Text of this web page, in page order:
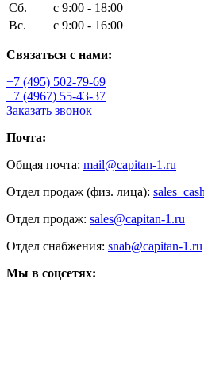
Сб.
с 9:00 - 18:00
Вс.
с 9:00 - 16:00
Связаться с нами:
+7 (495) 502-79-69
+7 (4967) 55-43-37
Заказать звонок
Почта:
Общая почта: mail@capitan-1.ru
Отдел продаж (физ. лица):
Отдел продаж: sales@capitan-1.ru
Отдел снабжения: snab@capitan-1.ru
Мы в соцсетях: